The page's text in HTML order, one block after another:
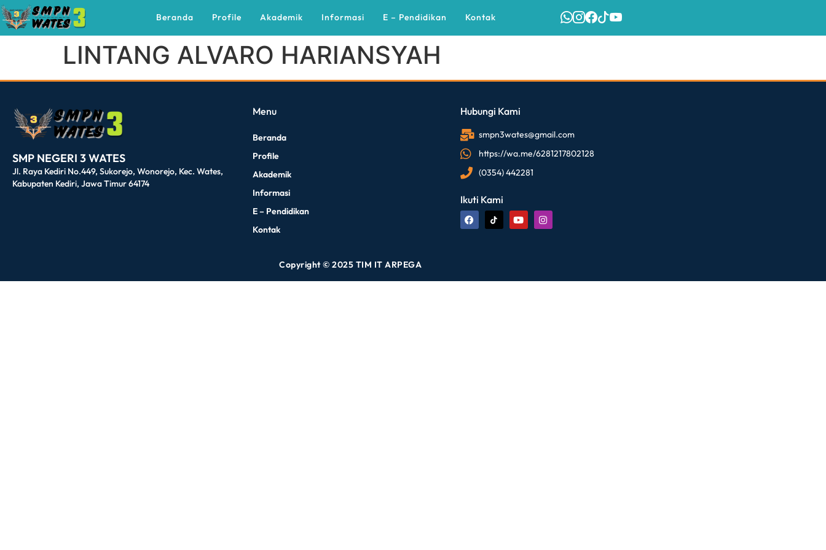
Beranda Profile Akademik Informasi E – Pendidikan Kontak
LINTANG ALVARO HARIANSYAH
SMP NEGERI 3 WATES
Jl. Raya Kediri No.449, Sukorejo, Wonorejo, Kec. Wates,
Kabupaten Kediri, Jawa Timur 64174
Menu
Beranda
Profile
Akademik
Informasi
E – Pendidikan
Kontak
Hubungi Kami
smpn3wates@gmail.com
https://wa.me/6281217802128
(0354) 442281
Ikuti Kami
Copyright © 2025 TIM IT ARPEGA